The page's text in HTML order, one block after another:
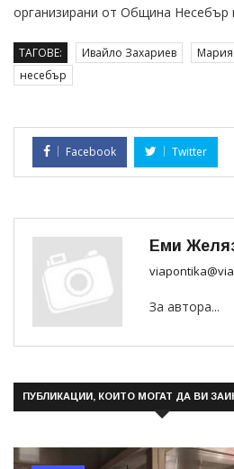
организирани от Община
ТАГОВЕ: Ивайло Захариев
несебър
Facebook Twitter
Еми
За автора...
ПУБЛИКАЦИИ, КОИТО МОГАТ ДА ВИ